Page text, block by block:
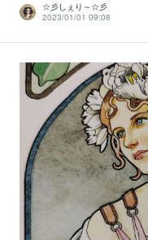
☆彡しぇり～☆彡
2023/01/01 09:08